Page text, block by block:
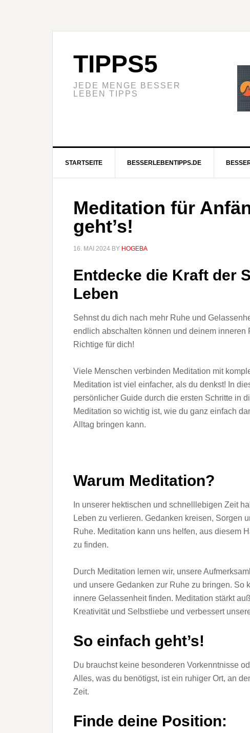
TIPPS5
JEDE MENGE BESSER
LEBEN TIPPS
STARTSEITE BESSERLEBENTIPPS.DE
Meditation für
geht’s!
16. MAI 2024 BY HOGEBA
Entdecke die Kraft der
Leben
Sehnst du dich nach mehr Ruhe und
endlich abschalten können und deinem
Richtige für dich!
Viele Menschen verbinden Meditation mit
Meditation ist viel einfacher, als du denkst! In
persönlicher Guide durch die ersten Schritte in
Meditation so wichtig ist, wie du ganz einfach
Alltag bringen kann.
Warum Meditation?
In unserer hektischen und schnelllebigen Zeit
Leben zu verlieren. Gedanken kreisen, Sorgen
Ruhe. Meditation kann uns helfen, aus diesem
zu finden.
Durch Meditation lernen wir, unsere
und unsere Gedanken zur Ruhe zu bringen. So
innere Gelassenheit finden. Meditation stärkt
Kreativität und Selbstliebe und verbessert
So einfach geht’s!
Du brauchst keine besonderen Vorkenntnisse
Alles, was du benötigst, ist ein ruhiger Ort, an
Zeit.
Finde deine Position: